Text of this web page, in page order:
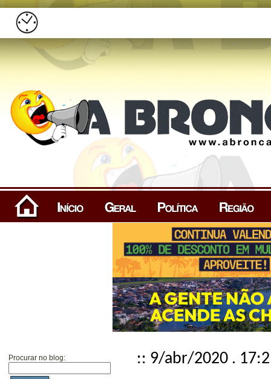
Procurar no blog: :: 9/abr/2020 .